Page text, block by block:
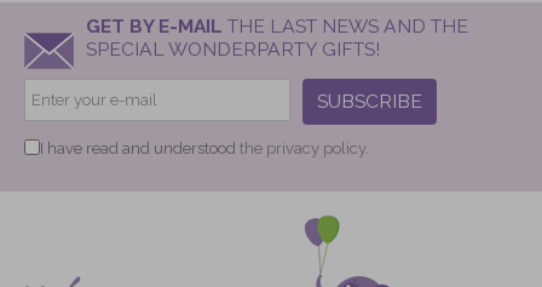
GET BY E-MAIL THE LAST NEWS AND THE
SPECIAL WONDERPARTY GIFTS!
SUBSCRIBE
I have read and understood the privacy policy.